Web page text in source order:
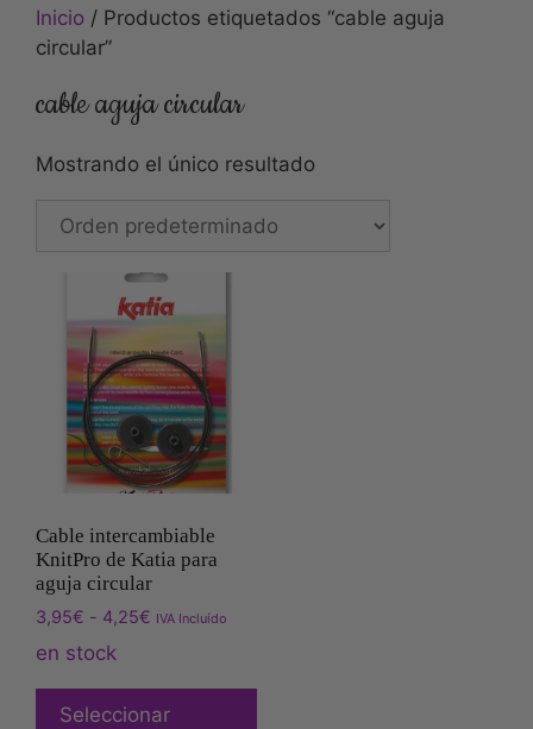
Inicio / Productos etiquetados “cable aguja
circular”
cable aguja circular
Mostrando el único resultado
Cable intercambiable
KnitPro de Katia para
aguja circular
3,95€ - 4,25€ IVA Incluído
en stock
Seleccionar